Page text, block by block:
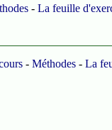
- La feuille
- Méthodes - La